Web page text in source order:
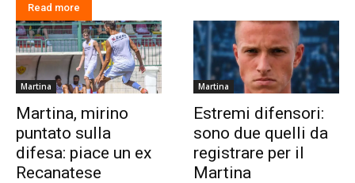
Read more
Martina
Martina, mirino
puntato sulla
difesa: piace un ex
Recanatese
Martina
Estremi difensori:
sono due quelli da
registrare per il
Martina